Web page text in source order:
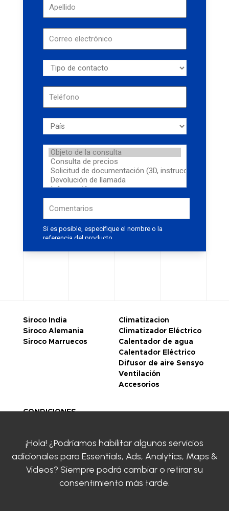
Siroco India
Siroco Alemania
Siroco Marruecos
Climatizacion
Climatizador Eléctrico
Calentador de agua
Calentador Eléctrico
Difusor de aire Sensyo
Ventilación
Accesorios
CONDICIONES
Politique de
confidentialité
Certificaciones
Contacte con nosotros
¡Hola! ¿Podríamos habilitar algunos servicios
adicionales para Essentials, Ads, Analytics, Maps &
Videos? Siempre podrá cambiar o retirar su
consentimiento más tarde.